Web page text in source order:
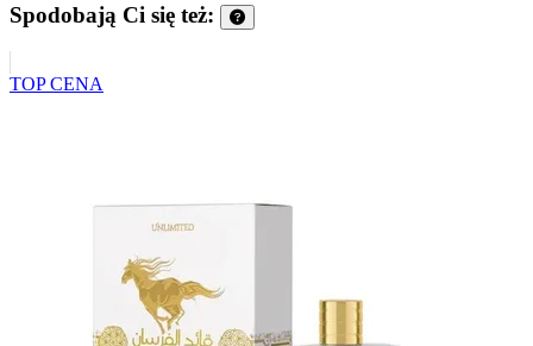
Spodobają Ci się też:
TOP CENA